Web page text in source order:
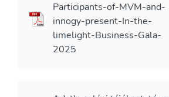
Participants-of-MVM-and-
innogy-present-In-the-
limelight-Business-Gala-
2025